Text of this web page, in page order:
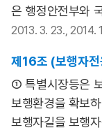
은 행정안전부와
2013. 3. 23., 2014.
제16조 (보행자
① 특별시장등은
보행환경을 확보
보행자길을 보행